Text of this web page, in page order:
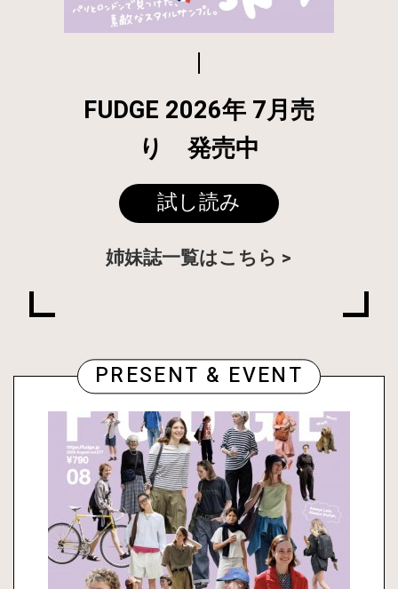
FUDGE 2026年 7月売
り 発売中
試し読み
姉妹誌一覧はこちら
PRESENT & EVENT